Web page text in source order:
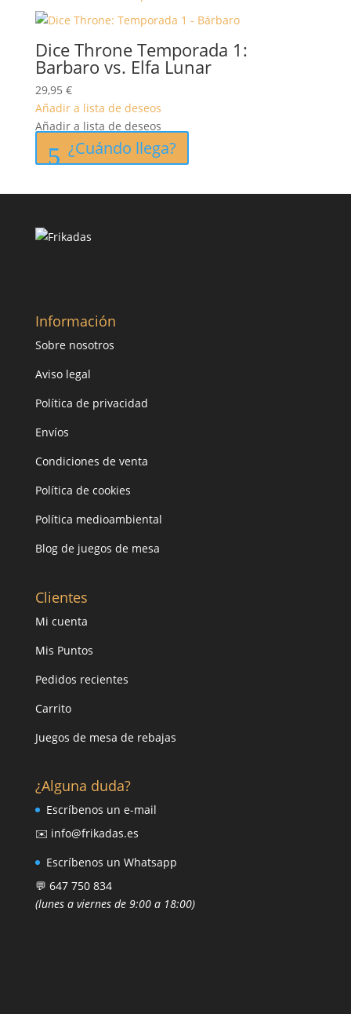
Dice Throne Temporada 1:
Barbaro vs. Elfa Lunar
29,95 €
Añadir a lista de deseos
Añadir a lista de deseos
¿Cuándo llega?
Información
Sobre nosotros
Aviso legal
Política de privacidad
Envíos
Condiciones de venta
Política de cookies
Política medioambiental
Blog de juegos de mesa
Clientes
Mi cuenta
Mis Puntos
Pedidos recientes
Carrito
Juegos de mesa de rebajas
¿Alguna duda?
Escríbenos un e-mail
✉️ info@frikadas.es
Escríbenos un Whatsapp
💬 647 750 834
(lunes a viernes de 9:00 a 18:00)